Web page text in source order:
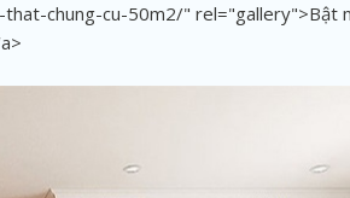
chung-cu-50m2/" rel="gallery">Bật